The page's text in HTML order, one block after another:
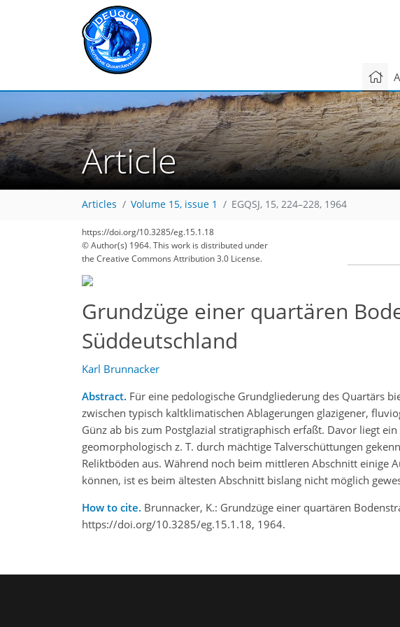
Article
Articles Volume 15, issue 1 EGQSJ, 15, 224–228, 1964
https://doi.org/10.3285/eg.15.1.18
© Author(s) 1964. This work is distributed under
the Creative Commons Attribution 3.0 License.
Grundzüge einer quartären
Süddeutschland
Karl Brunnacker
Abstract. Für eine pedologische Grundgliederung des Quartärs
zwischen typisch kaltklimatischen Ablagerungen glazigener,
Günz ab bis zum Postglazial stratigraphisch erfaßt. Davor liegt
geomorphologisch z. T. durch mächtige Talverschüttungen
Reliktböden aus. Während noch beim mittleren Abschnitt einige
können, ist es beim ältesten Abschnitt bislang nicht möglich
How to cite. Brunnacker, K.: Grundzüge einer quartären
https://doi.org/10.3285/eg.15.1.18, 1964.